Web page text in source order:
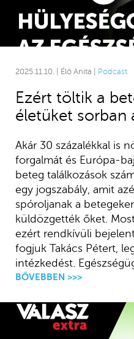
2025.11.10. | Élő Anita | Podcast
Ezért töltik a
életüket sorban
Akár 30 százalékkal is
forgalmát és Európa-
beteg találkozások
egy jogszabály, amit
spóroljanak a
küldözgették őket.
ezért rendkívüli
fogjuk Takács Pétert,
intézkedést.
BŐVEBBEN >>>